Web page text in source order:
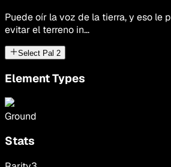
Puede oír la voz de la tierra, y eso le
evitar el terreno in...
Select Pal 2
Element Types
Ground
Stats